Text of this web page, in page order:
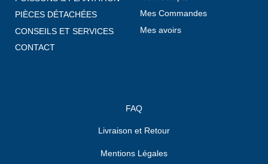
PIÈCES DÉTACHÉES
CONSEILS ET SERVICES
CONTACT
Mes Commandes
Mes avoirs
FAQ
Livraison et Retour
Mentions Légales